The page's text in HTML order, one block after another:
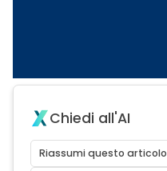
Chiedi all'AI
Riassumi questo articolo